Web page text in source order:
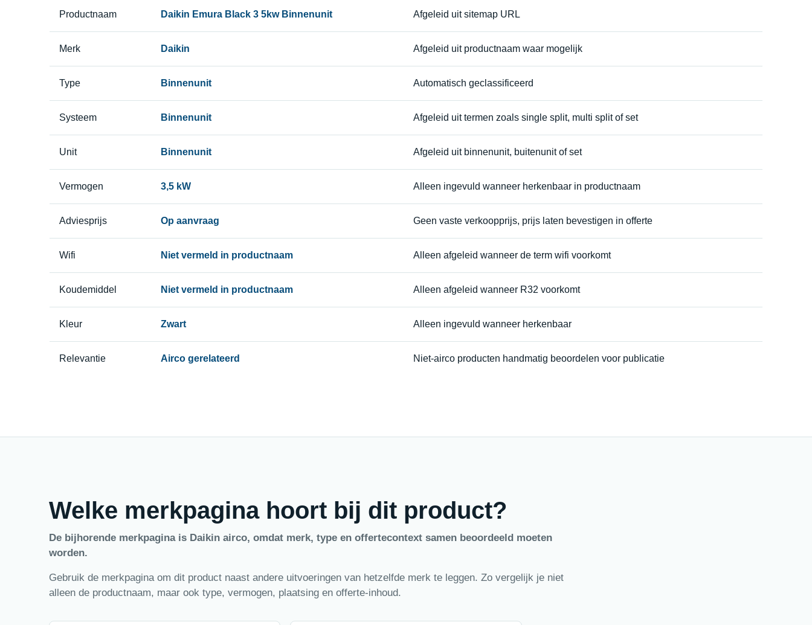
Productnaam Daikin Emura Black 3 5kw Binnenunit Afgeleid uit sitemap URL
Merk Daikin Afgeleid uit productnaam waar mogelijk
Type Binnenunit Automatisch geclassificeerd
Systeem Binnenunit Afgeleid uit termen zoals single split, multi split of set
Unit Binnenunit Afgeleid uit binnenunit, buitenunit of set
Vermogen 3,5 kW Alleen ingevuld wanneer herkenbaar in productnaam
Adviesprijs Op aanvraag Geen vaste verkoopprijs, prijs laten bevestigen in offerte
Wifi Niet vermeld in productnaam Alleen afgeleid wanneer de term wifi voorkomt
Koudemiddel Niet vermeld in productnaam Alleen afgeleid wanneer R32 voorkomt
Kleur Zwart Alleen ingevuld wanneer herkenbaar
Relevantie Airco gerelateerd Niet-airco producten handmatig beoordelen voor publicatie
Welke merkpagina hoort bij dit product?
De bijhorende merkpagina is Daikin airco, omdat merk, type en offertecontext samen beoordeeld moeten
worden.
Gebruik de merkpagina om dit product naast andere uitvoeringen van hetzelfde merk te leggen. Zo vergelijk je niet
alleen de productnaam, maar ook type, vermogen, plaatsing en offerte-inhoud.